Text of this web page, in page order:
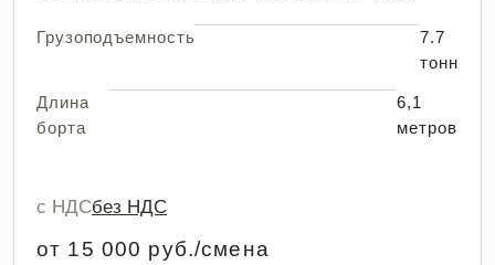
Грузоподъемность
7.7
тонн
Длина
борта
6,1
метров
с НДСбез НДС
от 15 000 руб./смена